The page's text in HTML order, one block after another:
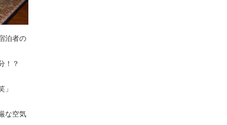
泊者の
！？
な空気